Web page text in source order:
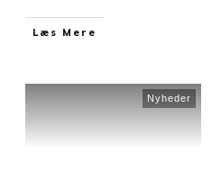
Læs Mere
Nyheder